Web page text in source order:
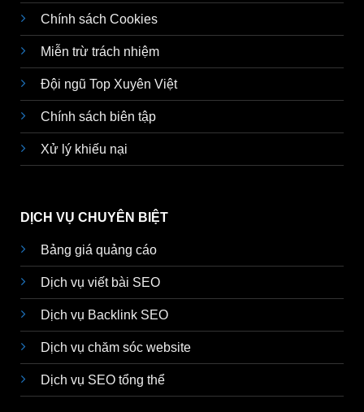
Chính sách Cookies
Miễn trừ trách nhiệm
Đội ngũ Top Xuyên Việt
Chính sách biên tập
Xử lý khiếu nại
DỊCH VỤ CHUYÊN BIỆT
Bảng giá quảng cáo
Dịch vụ viết bài SEO
Dịch vụ Backlink SEO
Dịch vụ chăm sóc website
Dịch vụ SEO tổng thể